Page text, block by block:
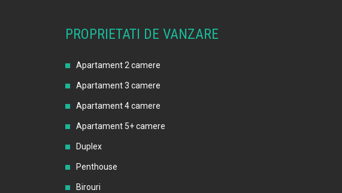
PROPRIETATI DE VANZARE
Apartament 2 camere
Apartament 3 camere
Apartament 4 camere
Apartament 5+ camere
Duplex
Penthouse
Birouri